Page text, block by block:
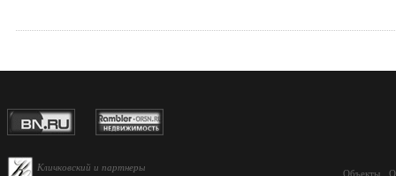
Кличковский и партнеры Объекты